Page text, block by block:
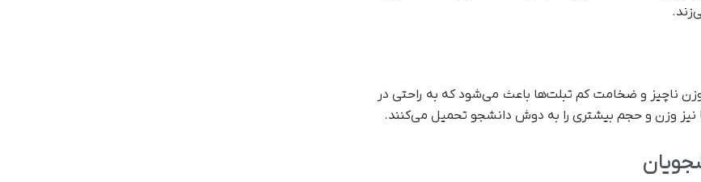
ناچیز و ضخامت کم تبلت‌ها باعث می‌شود که به راحتی در
وزن و حجم بیشتری را به دوش دانشجو تحمیل می‌کنند.